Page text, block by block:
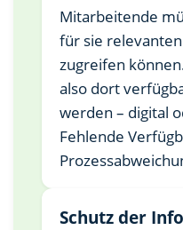
Mitarbeitende
für sie
zugreifen
also dort
werden – digital
Fehlende
Schutz der